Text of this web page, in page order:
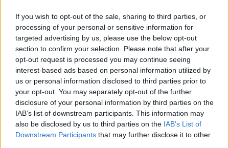
If you wish to opt-out of the sale, sharing to third parties, or
processing of your personal or sensitive information for
targeted advertising by us, please use the below opt-out
section to confirm your selection. Please note that after your
opt-out request is processed you may continue seeing
interest-based ads based on personal information utilized by
us or personal information disclosed to third parties prior to
your opt-out. You may separately opt-out of the further
disclosure of your personal information by third parties on the
IAB’s list of downstream participants. This information may
also be disclosed by us to third parties on the IAB’s List of
Downstream Participants that may further disclose it to other
Új motor és EREV-változatok: mire
számíthatnak a jövőbeli
tulajdonosok?
A Renault emellett egy új, harmadik
generációs,ritkaföldfém-mentes villanymotort is
fejleszt, amely gerjesztett szinkronmotoros technológiát
alkalmaz. A vállalat közlése szerint:„A 93 százalékos